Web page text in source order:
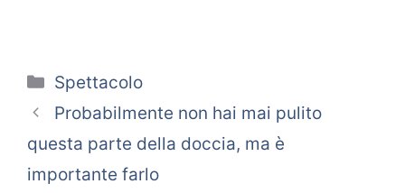
Categorie
Spettacolo
Probabilmente non hai mai pulito
questa parte della doccia, ma è
importante farlo